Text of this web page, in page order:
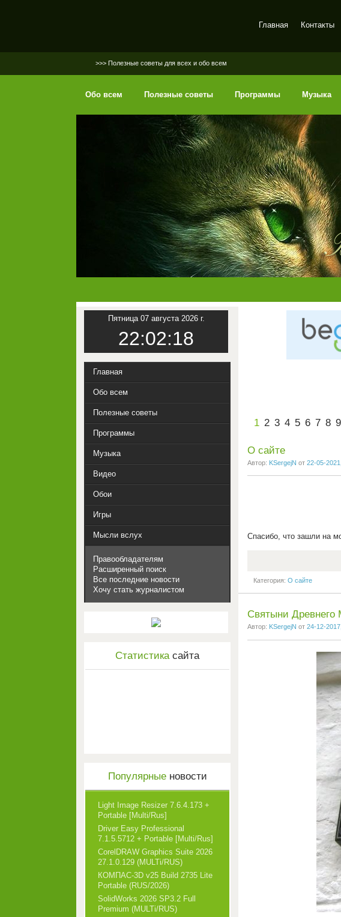
Главная Контакты
>>> Полезные советы для всех и обо всем
Обо всем Полезные советы Программы Музыка
1 2 3 4 5 6 7 8 9
О сайте
Автор: KSergejN от 22-05-
Спасибо, что зашли на
Категория: О сайте
Святыни Древнего
Автор: KSergejN от 24-12-
Пятница 07 августа 2026 г.
22:02:19
Главная
Обо всем
Полезные советы
Программы
Музыка
Видео
Обои
Игры
Мысли вслух
Правообладателям
Расширенный поиск
Все последние новости
Хочу стать журналистом
Статистикасайта
Популярныеновости
Light Image Resizer 7.6.4.173 +
Portable [Multi/Rus]
Driver Easy Professional
7.1.5.5712 + Portable [Multi/Rus]
CorelDRAW Graphics Suite 2026
27.1.0.129 (MULTi/RUS)
КОМПАС-3D v25 Build 2735 Lite
Portable (RUS/2026)
SolidWorks 2026 SP3.2 Full
Premium (MULTi/RUS)